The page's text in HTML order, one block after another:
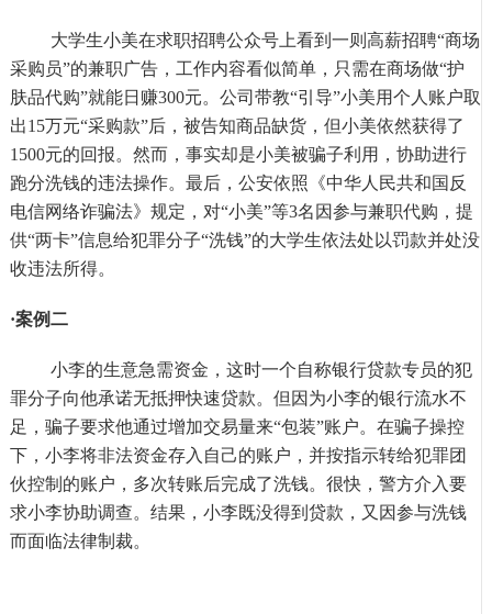
大学生小美在求职招聘公众号上看到一则高薪招聘“商场
采购员”的兼职广告，工作内容看似简单，只需在商场做“护
肤品代购”就能日赚300元。公司带教“引导”小美用个人账户取
出15万元“采购款”后，被告知商品缺货，但小美依然获得了
1500元的回报。然而，事实却是小美被骗子利用，协助进行
跑分洗钱的违法操作。最后，公安依照《中华人民共和国反
电信网络诈骗法》规定，对“小美”等3名因参与兼职代购，提
供“两卡”信息给犯罪分子“洗钱”的大学生依法处以罚款并处没
收违法所得。
·案例二
小李的生意急需资金，这时一个自称银行贷款专员的犯
罪分子向他承诺无抵押快速贷款。但因为小李的银行流水不
足，骗子要求他通过增加交易量来“包装”账户。在骗子操控
下，小李将非法资金存入自己的账户，并按指示转给犯罪团
伙控制的账户，多次转账后完成了洗钱。很快，警方介入要
求小李协助调查。结果，小李既没得到贷款，又因参与洗钱
而面临法律制裁。